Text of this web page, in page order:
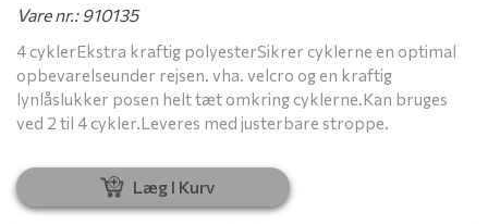
Vare nr.: 910135
4 cyklerEkstra kraftig polyesterSikrer cyklerne en optimal
opbevarelseunder rejsen. vha. velcro og en kraftig
lynlåslukker posen helt tæt omkring cyklerne.Kan bruges
ved 2 til 4 cykler.Leveres med justerbare stroppe.
Læg I Kurv